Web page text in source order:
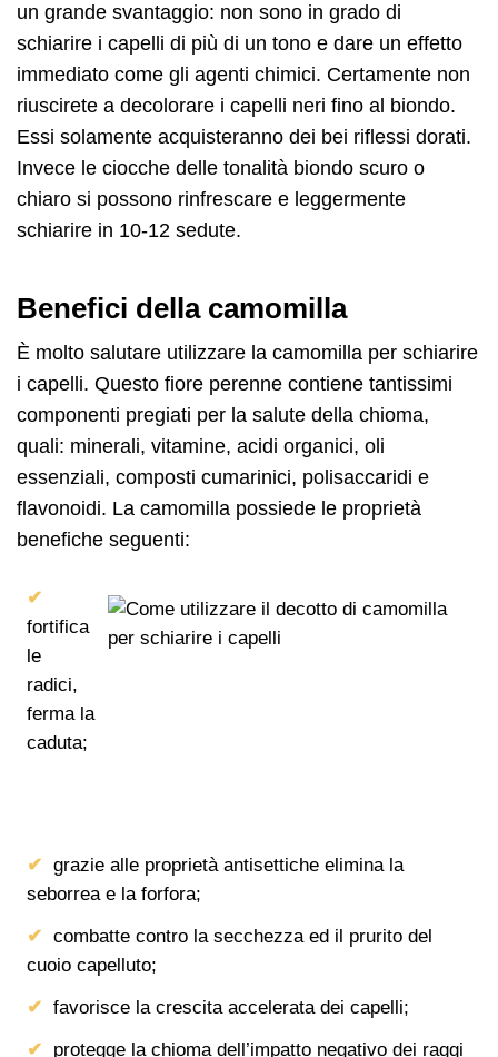
un grande svantaggio: non sono in grado di
schiarire i capelli di più di un tono e dare un effetto
immediato come gli agenti chimici. Certamente non
riuscirete a decolorare i capelli neri fino al biondo.
Essi solamente acquisteranno dei bei riflessi dorati.
Invece le ciocche delle tonalità biondo scuro o
chiaro si possono rinfrescare e leggermente
schiarire in 10-12 sedute.
Benefici della camomilla
È molto salutare utilizzare la camomilla per schiarire
i capelli. Questo fiore perenne contiene tantissimi
componenti pregiati per la salute della chioma,
quali: minerali, vitamine, acidi organici, oli
essenziali, composti cumarinici, polisaccaridi e
flavonoidi. La camomilla possiede le proprietà
benefiche seguenti:
fortifica
le
radici,
ferma la
caduta;
grazie alle proprietà antisettiche elimina la
seborrea e la forfora;
combatte contro la secchezza ed il prurito del
cuoio capelluto;
favorisce la crescita accelerata dei capelli;
protegge la chioma dell’impatto negativo dei raggi